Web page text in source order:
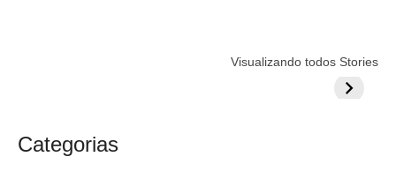
Visualizando todos Stories
argentino
Globo quer
Lesão
do
Categorias